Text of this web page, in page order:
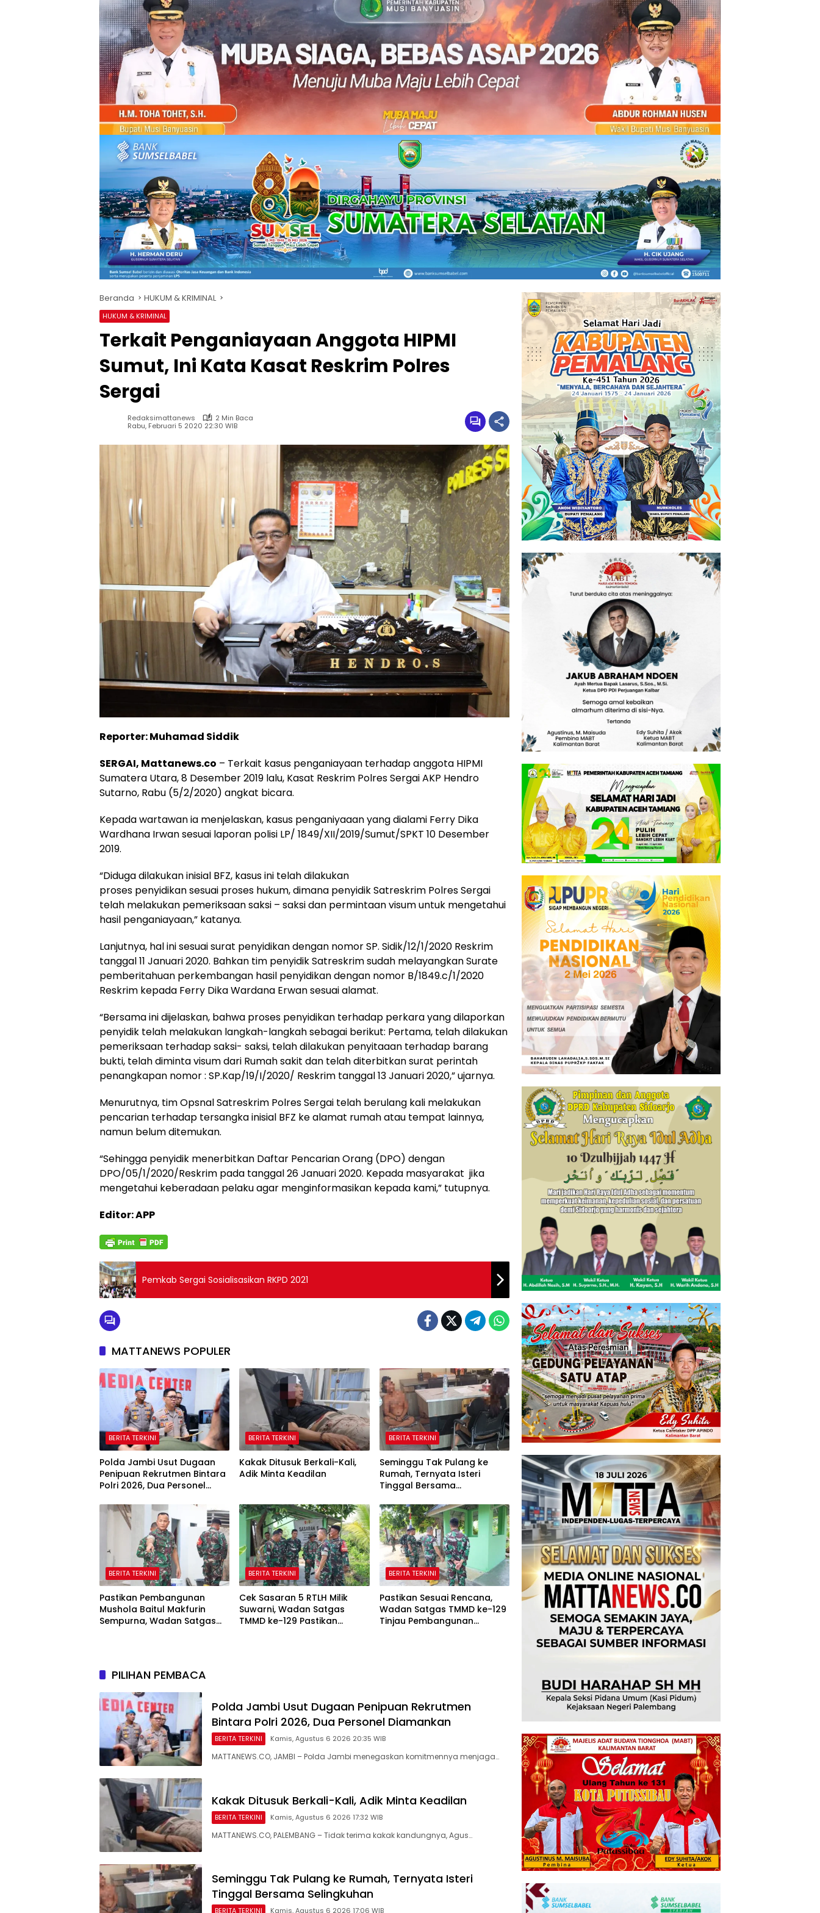
Beranda HUKUM & KRIMINAL
HUKUM & KRIMINAL
Terkait Penganiayaan Anggota HIPMI
Sumut, Ini Kata Kasat Reskrim Polres
Sergai
Redaksimattanews
2 Min Baca
Rabu, Februari 5 2020 22:30 WIB
Reporter: Muhamad Siddik
SERGAI, Mattanews.co – Terkait kasus penganiayaan terhadap anggota HIPMI
Sumatera Utara, 8 Desember 2019 lalu, Kasat Reskrim Polres Sergai AKP Hendro
Sutarno, Rabu (5/2/2020) angkat bicara.
Kepada wartawan ia menjelaskan, kasus penganiyaaan yang dialami Ferry Dika
Wardhana Irwan sesuai laporan polisi LP/ 1849/XII/2019/Sumut/SPKT 10 Desember
2019.
“Diduga dilakukan inisial BFZ, kasus ini telah dilakukan
proses penyidikan sesuai proses hukum, dimana penyidik Satreskrim Polres Sergai
telah melakukan pemeriksaan saksi – saksi dan permintaan visum untuk mengetahui
hasil penganiayaan,” katanya.
Lanjutnya, hal ini sesuai surat penyidikan dengan nomor SP. Sidik/12/1/2020 Reskrim
tanggal 11 Januari 2020. Bahkan tim penyidik Satreskrim sudah melayangkan Surate
pemberitahuan perkembangan hasil penyidikan dengan nomor B/1849.c/1/2020
Reskrim kepada Ferry Dika Wardana Erwan sesuai alamat.
“Bersama ini dijelaskan, bahwa proses penyidikan terhadap perkara yang dilaporkan
penyidik telah melakukan langkah-langkah sebagai berikut: Pertama, telah dilakukan
pemeriksaan terhadap saksi- saksi, telah dilakukan penyitaaan terhadap barang
bukti, telah diminta visum dari Rumah sakit dan telah diterbitkan surat perintah
penangkapan nomor : SP.Kap/19/I/2020/ Reskrim tanggal 13 Januari 2020,” ujarnya.
Menurutnya, tim Opsnal Satreskrim Polres Sergai telah berulang kali melakukan
pencarian terhadap tersangka inisial BFZ ke alamat rumah atau tempat lainnya,
namun belum ditemukan.
“Sehingga penyidik menerbitkan Daftar Pencarian Orang (DPO) dengan
DPO/05/1/2020/Reskrim pada tanggal 26 Januari 2020. Kepada masyarakat jika
mengetahui keberadaan pelaku agar menginformasikan kepada kami,” tutupnya.
Editor: APP
Pemkab Sergai Sosialisasikan RKPD 2021
MATTANEWS POPULER
BERITA TERKINI
Polda Jambi Usut Dugaan
Penipuan Rekrutmen Bintara
Polri 2026, Dua Personel
BERITA TERKINI
Kakak Ditusuk Berkali-Kali,
Adik Minta Keadilan
BERITA TERKINI
Seminggu Tak Pulang ke
Rumah, Ternyata Isteri
Tinggal Bersama
BERITA TERKINI
Pastikan Pembangunan
Mushola Baitul Makfurin
Sempurna, Wadan Satgas
BERITA TERKINI
Cek Sasaran 5 RTLH Milik
Suwarni, Wadan Satgas
TMMD ke-129 Pastikan
BERITA TERKINI
Pastikan Sesuai Rencana,
Wadan Satgas TMMD ke-129
Tinjau Pembangunan
PILIHAN PEMBACA
Polda Jambi Usut Dugaan Penipuan Rekrutmen
Bintara Polri 2026, Dua Personel Diamankan
BERITA TERKINI Kamis, Agustus 6 2026 20:35 WIB
MATTANEWS.CO, JAMBI – Polda Jambi menegaskan komitmennya menjaga…
Kakak Ditusuk Berkali-Kali, Adik Minta Keadilan
BERITA TERKINI Kamis, Agustus 6 2026 17:32 WIB
MATTANEWS.CO, PALEMBANG – Tidak terima kakak kandungnya, Agus…
Seminggu Tak Pulang ke Rumah, Ternyata Isteri
Tinggal Bersama Selingkuhan
BERITA TERKINI Kamis, Agustus 6 2026 17:06 WIB